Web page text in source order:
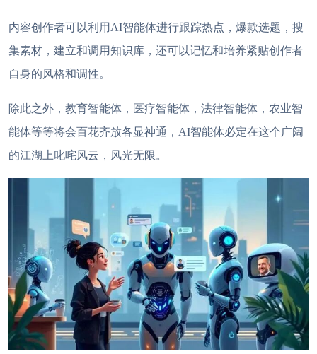
内容创作者可以利用 AI智能体进行跟踪热点，爆款选题，搜
集素材，建立和调用知识库，还可以记忆和培养紧贴创作者
自身的风格和调性。
除此之外，教育智能体，医疗智能体，法律智能体，农业智
能体等等将会百花齐放各显神通， AI智能体必定在这个广阔
的江湖上叱咤风云，风光无限。